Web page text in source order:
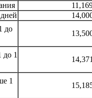
до
до 1
14,371
1